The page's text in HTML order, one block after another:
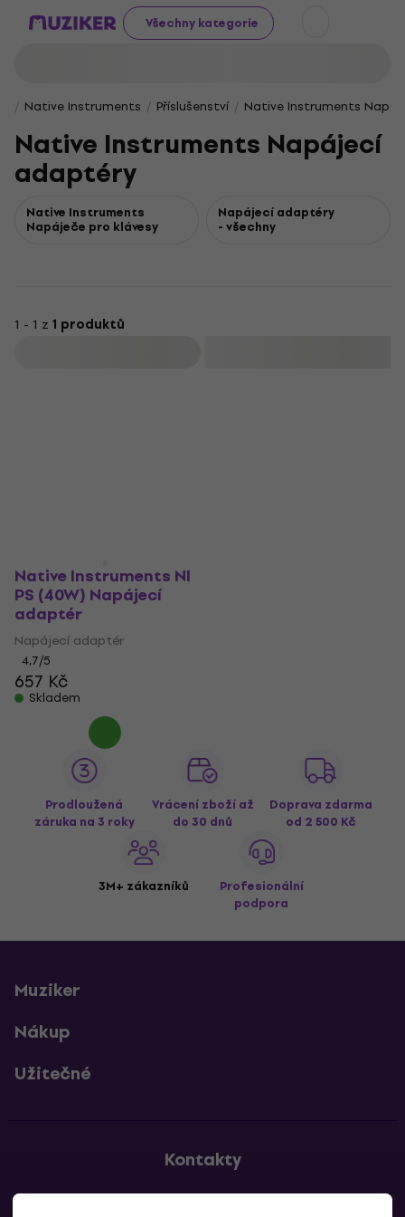
Všechny kategorie
Native Instruments Příslušenství Native Instruments
Native Instruments Napájecí
adaptéry
Native Instruments
Napáječe pro klávesy
Napájecí adaptéry
- všechny
1 - 1 z 1 produktů
Native Instruments NI
PS (40W) Napájecí
adaptér
Napájecí adaptér
4,7/5
657 Kč
Skladem
Prodloužená
záruka na 3 roky
Vrácení zboží až
do 30 dnů
Doprava zdarma
od 2 500 Kč
3M+ zákazníků
Profesionální
podpora
Muziker
Nákup
Užitečné
Kontakty